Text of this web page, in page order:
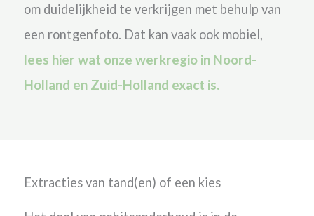
om duidelijkheid te verkrijgen met behulp van
een rontgenfoto. Dat kan vaak ook mobiel,
lees hier wat onze werkregio in Noord-
Holland en Zuid-Holland exact is.
Extracties van tand(en) of een kies